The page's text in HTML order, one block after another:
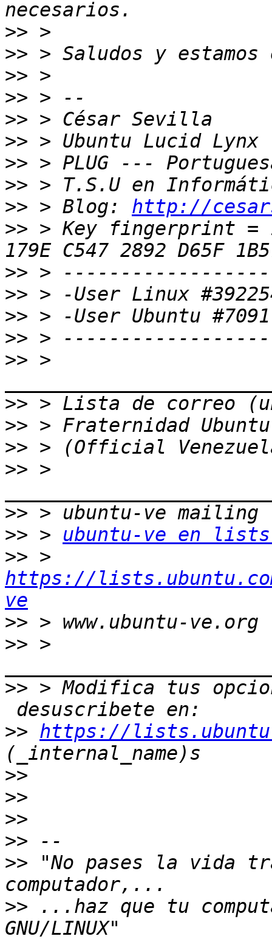
>>
>>
>>
>>
>>
>>
>>
>>
>> > Blog: http://
>> > Key fingerprint =
>>
>>
>>
>>
>> >
>>
>>
>>
>> >
>>
>> > ubuntu-ve en
>>
https://
ve
>>
>> >
>> > Modifica tus
>> https://
>>
>>
>>
>>
>> "No pases la vida
>> ...haz que tu